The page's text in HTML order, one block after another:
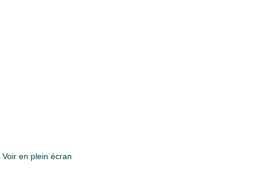
Voir en plein écran